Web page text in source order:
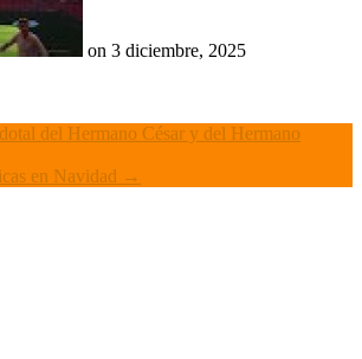
on 3 diciembre, 2025
del Hermano César y del Hermano
en Navidad →